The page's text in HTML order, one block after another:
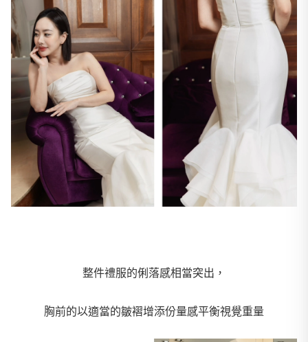
整件禮服的俐落感相當突出，
胸前的以適當的皺褶增添份量感平衡視覺重量